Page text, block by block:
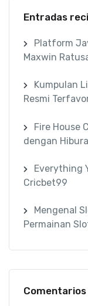
Entradas
Platform
Maxwin
Kumpulan
Resmi
Fire House
dengan
Everything
Cricbet99
Mengenal
Permainan